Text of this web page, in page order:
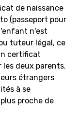
de naissance
(passeport pour
n'est
tuteur légal, ce
certificat
deux parents.
étrangers
à se
proche de